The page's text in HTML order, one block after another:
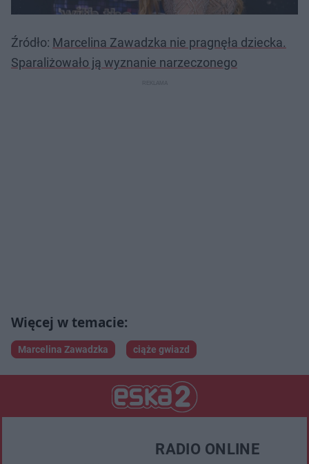
Źródło: Marcelina Zawadzka nie pragnęła dziecka.
Sparaliżowało ją wyznanie narzeczonego
Marcelina Zawadzka ciąże gwiazd
RADIO ONLINE